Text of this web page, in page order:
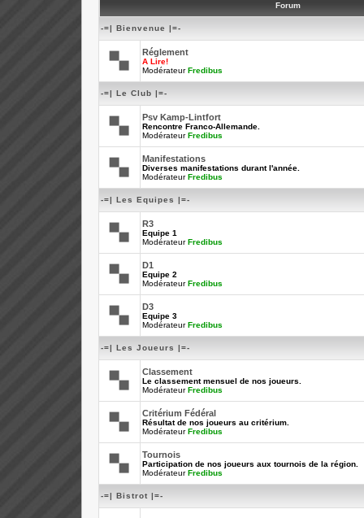
Forum
-=| Bienvenue |=-
Réglement
A Lire!
ModérateurFredibus
-=| Le Club |=-
Psv Kamp-Lintfort
Rencontre Franco-Allemande.
ModérateurFredibus
Manifestations
Diverses manifestations durant l'année.
ModérateurFredibus
-=| Les Equipes |=-
R3
Equipe 1
ModérateurFredibus
D1
Equipe 2
ModérateurFredibus
D3
Equipe 3
ModérateurFredibus
-=| Les Joueurs |=-
Classement
Le classement mensuel de nos joueurs.
ModérateurFredibus
Critérium Fédéral
Résultat de nos joueurs au critérium.
ModérateurFredibus
Tournois
Participation de nos joueurs aux tournois de la région.
ModérateurFredibus
-=| Bistrot |=-